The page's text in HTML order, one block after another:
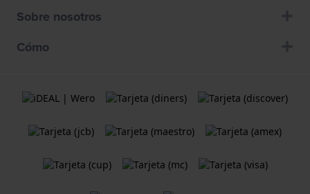
Sobre nosotros
Cómo